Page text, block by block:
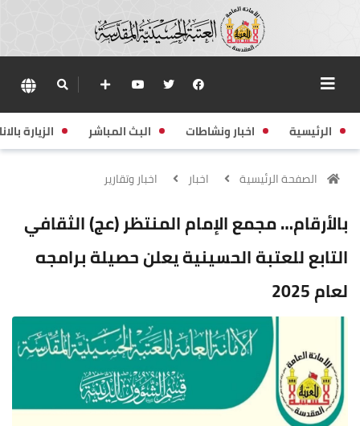
الرئيسية اخبار ونشاطات البث المباشر الزيارة
الصفحة الرئيسية اخبار اخبار وتقارير
بالأرقام… مجمع الإمام المنتظر (عج) الثقافي
التابع للعتبة الحسينية يعلن حصيلة برامجه
لعام 2025